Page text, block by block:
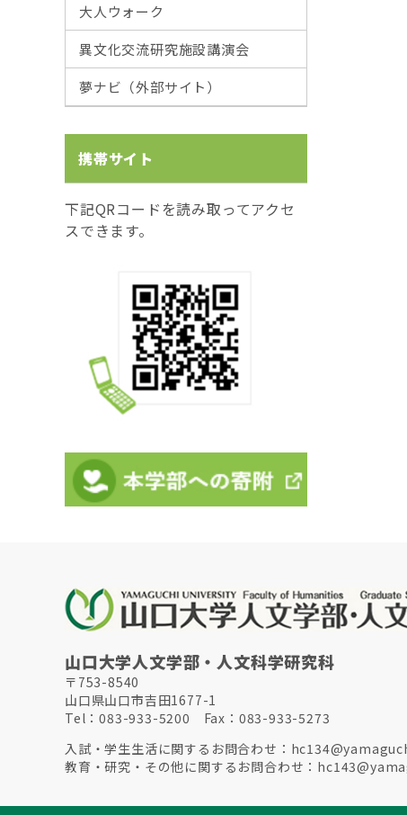
大人ウォーク
異文化交流研究施設講演会
夢ナビ（外部サイト）
携帯サイト
下記QRコードを読み取ってアクセ
スできます。
山口大学人文学部・人文科学研究科
〒753-8540
山口県山口市吉田1677-1
Tel：083-933-5200 Fax：083-933-5273
入試・学生生活に関するお問合わせ：
教育・研究・その他に関するお問合わせ：